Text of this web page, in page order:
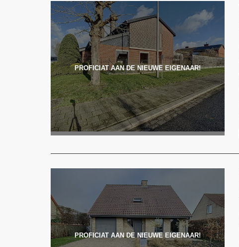
PROFICIAT AAN DE NIEUWE EIGENAAR!
PROFICIAT AAN DE NIEUWE EIGENAAR!